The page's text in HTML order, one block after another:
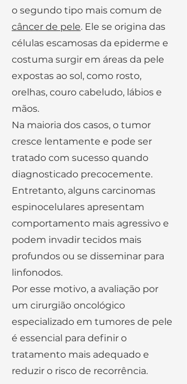
o segundo tipo mais comum de
câncer de pele. Ele se origina das
células escamosas da epiderme e
costuma surgir em áreas da pele
expostas ao sol, como rosto,
orelhas, couro cabeludo, lábios e
mãos.
Na maioria dos casos, o tumor
cresce lentamente e pode ser
tratado com sucesso quando
diagnosticado precocemente.
Entretanto, alguns carcinomas
espinocelulares apresentam
comportamento mais agressivo e
podem invadir tecidos mais
profundos ou se disseminar para
linfonodos.
Por esse motivo, a avaliação por
um cirurgião oncológico
especializado em tumores de pele
é essencial para definir o
tratamento mais adequado e
reduzir o risco de recorrência.